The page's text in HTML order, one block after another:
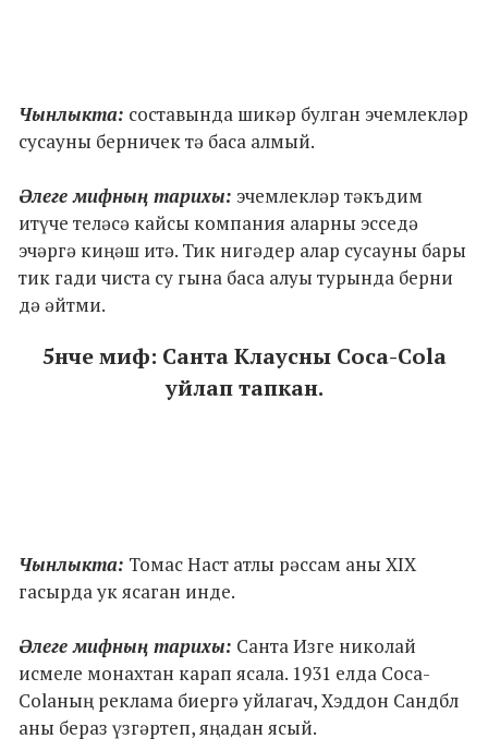
Чынлыкта: составында шикәр булган эчемлекләр
сусауны берничек тә баса алмый.
Әлеге мифның тарихы: эчемлекләр тәкъдим
итүче теләсә кайсы компания аларны эсседә
эчәргә киңәш итә. Тик нигәдер алар сусауны бары
тик гади чиста су гына баса алуы турында берни
дә әйтми.
5нче миф: Санта Клаусны Coca-Cola
уйлап тапкан.
Чынлыкта: Томас Наст атлы рәссам аны ХIX
гасырда ук ясаган инде.
Әлеге мифның тарихы: Санта Изге николай
исмеле монахтан карап ясала. 1931 елда Coca-
Colaның реклама биергә уйлагач, Хэддон Сандбл
аны бераз үзгәртеп, яңадан ясый.